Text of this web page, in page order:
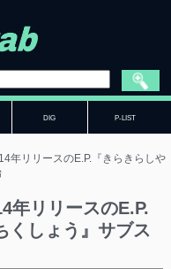
DIG P-LIST
年リリースのE.P.『きらきらしや
年リリースのE.P.
くしょう』サブス